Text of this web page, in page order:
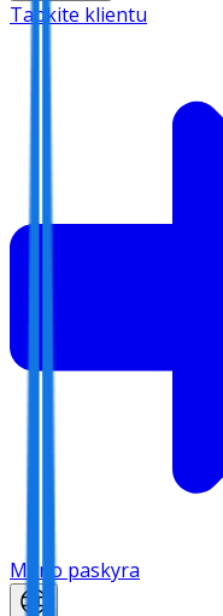
Tapkite klientu
Mano paskyra